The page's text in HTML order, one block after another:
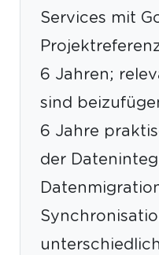
Services mit
6 Jahren;
sind
6 Jahre
der